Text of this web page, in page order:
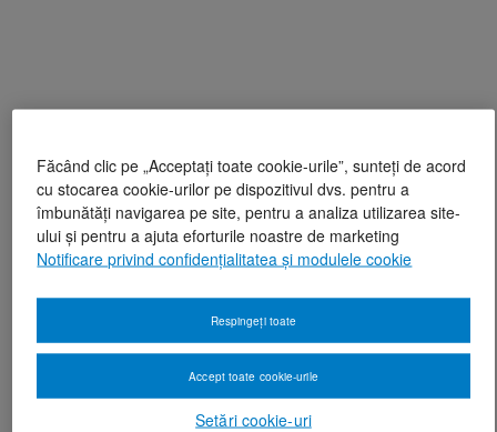
Făcând clic pe „Acceptați toate cookie-urile”, sunteți de acord
cu stocarea cookie-urilor pe dispozitivul dvs. pentru a
îmbunătăți navigarea pe site, pentru a analiza utilizarea site-
ului și pentru a ajuta eforturile noastre de marketing
Notificare privind confidențialitatea și modulele cookie
Setări cookie-uri
Respingeți toate
Accept toate cookie-urile